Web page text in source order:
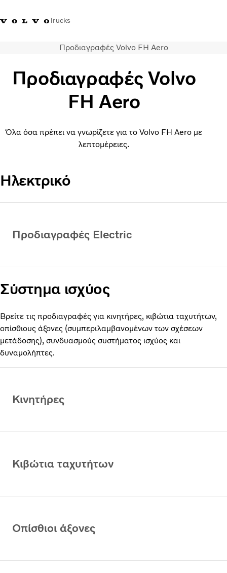
Trucks
Merchandise Shop Volvo Trucks Greece
Μεταφορικές λύσεις
ΤΕΛΕΥΤΑΙΑ ΝΕΑ
Επικοινωνήστε μαζί μας
Προδιαγραφές Volvo FΗ Aero
Προδιαγραφές Volvo
FΗ Aero
Όλα όσα πρέπει να γνωρίζετε για το Volvo FΗ Aero με
λεπτομέρειες.
Ηλεκτρικό
Προδιαγραφές Electric
Σύστημα ισχύος
Βρείτε τις προδιαγραφές για κινητήρες, κιβώτια ταχυτήτων,
οπίσθιους άξονες (συμπεριλαμβανομένων των σχέσεων
μετάδοσης), συνδυασμούς συστήματος ισχύος και
δυναμολήπτες.
Κινητήρες
Κιβώτια ταχυτήτων
Οπίσθιοι άξονες